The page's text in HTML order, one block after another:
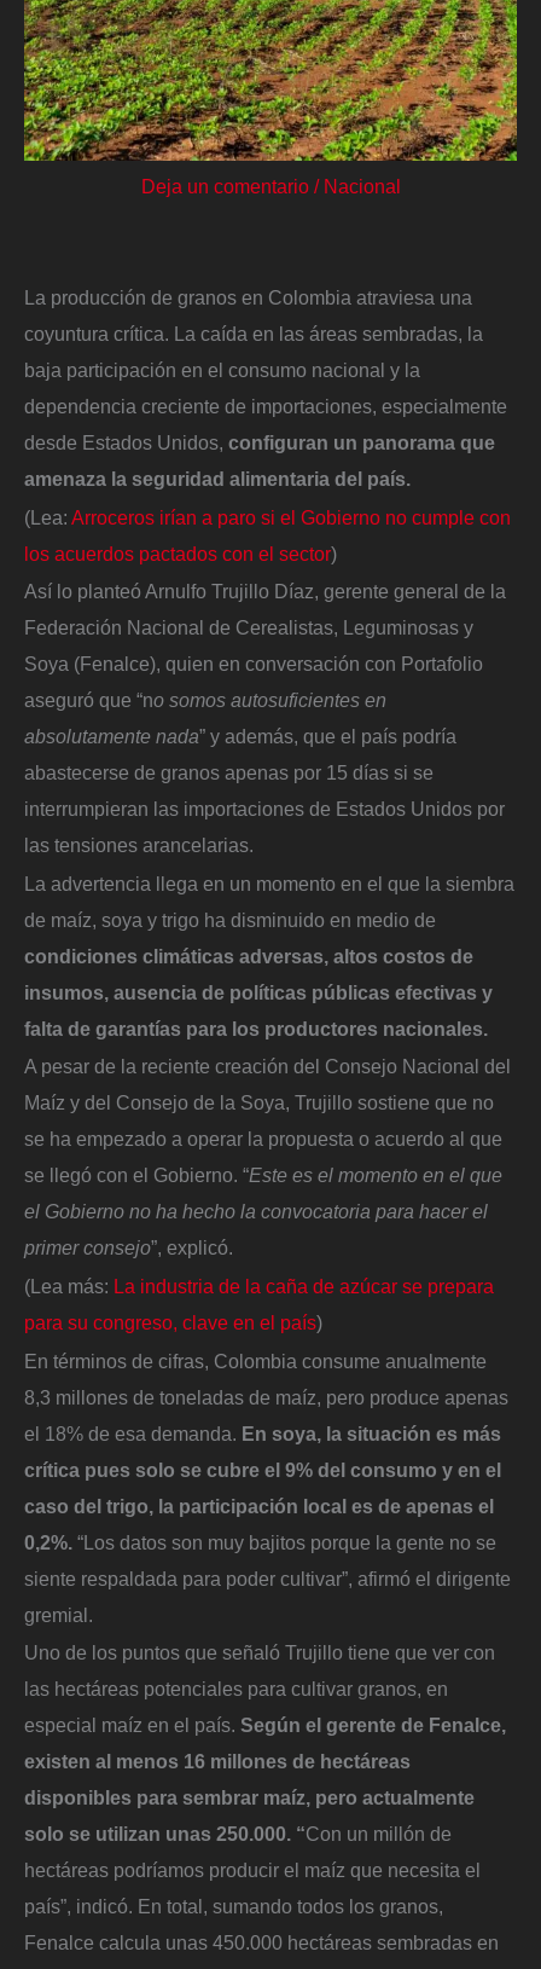
Deja un comentario / Nacional
La producción de granos en Colombia atraviesa una
coyuntura crítica. La caída en las áreas sembradas, la
baja participación en el consumo nacional y la
dependencia creciente de importaciones, especialmente
desde Estados Unidos, configuran un panorama que
amenaza la seguridad alimentaria del país.
(Lea: Arroceros irían a paro si el Gobierno no cumple con
los acuerdos pactados con el sector)
Así lo planteó Arnulfo Trujillo Díaz, gerente general de la
Federación Nacional de Cerealistas, Leguminosas y
Soya (Fenalce), quien en conversación con Portafolio
aseguró que “no somos autosuficientes en
absolutamente nada” y además, que el país podría
abastecerse de granos apenas por 15 días si se
interrumpieran las importaciones de Estados Unidos por
las tensiones arancelarias.
La advertencia llega en un momento en el que la siembra
de maíz, soya y trigo ha disminuido en medio de
condiciones climáticas adversas, altos costos de
insumos, ausencia de políticas públicas efectivas y
falta de garantías para los productores nacionales.
A pesar de la reciente creación del Consejo Nacional del
Maíz y del Consejo de la Soya, Trujillo sostiene que no
se ha empezado a operar la propuesta o acuerdo al que
se llegó con el Gobierno. “Este es el momento en el que
el Gobierno no ha hecho la convocatoria para hacer el
primer consejo”, explicó.
(Lea más: La industria de la caña de azúcar se prepara
para su congreso, clave en el país)
En términos de cifras, Colombia consume anualmente
8,3 millones de toneladas de maíz, pero produce apenas
el 18% de esa demanda. En soya, la situación es más
crítica pues solo se cubre el 9% del consumo y en el
caso del trigo, la participación local es de apenas el
0,2%. “Los datos son muy bajitos porque la gente no se
siente respaldada para poder cultivar”, afirmó el dirigente
gremial.
Uno de los puntos que señaló Trujillo tiene que ver con
las hectáreas potenciales para cultivar granos, en
especial maíz en el país. Según el gerente de Fenalce,
existen al menos 16 millones de hectáreas
disponibles para sembrar maíz, pero actualmente
solo se utilizan unas 250.000. “Con un millón de
hectáreas podríamos producir el maíz que necesita el
país”, indicó. En total, sumando todos los granos,
Fenalce calcula unas 450.000 hectáreas sembradas en